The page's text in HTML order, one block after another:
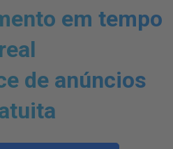
em tempo
real
de anúncios